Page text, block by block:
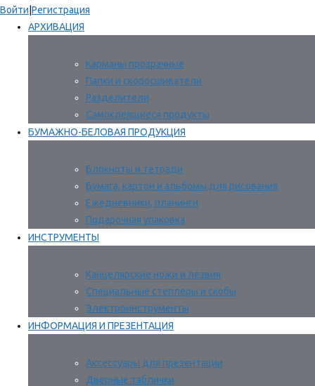
Войти Регистрация
АРХИВАЦИЯ
Карманы прозрачные
Папки и скоросшиватели
Разделители
Самоклеящиеся продукты
БУМАЖНО-БЕЛОВАЯ ПРОДУКЦИЯ
Блокноты и тетради
Бумага, картон и альбомы для рисования
Ежедневники, планинги
Подарочная упаковка
ИНСТРУМЕНТЫ
Канцелярские ножи и лезвия
Специальные степлеры и скобы
Электроинструменты
ИНФОРМАЦИЯ И ПРЕЗЕНТАЦИЯ
Аксессуары для презентации
Дверные таблички